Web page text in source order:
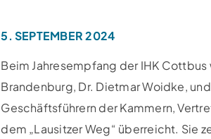
5. SEPTEMBER 2024
Beim Jahresempfang der IHK
Brandenburg, Dr. Dietmar Woidke,
Geschäftsführern der Kammern,
dem „Lausitzer Weg“ überreicht. Sie